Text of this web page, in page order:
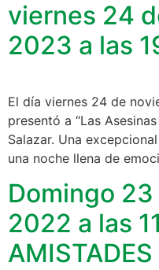
viernes 24
2023 a las
El día viernes 24 de
presentó a “Las
Salazar. Una
una noche llena de
Domingo
2022 a las